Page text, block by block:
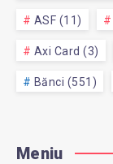
ASF (11)
Axi Card (3)
Bănci (551)
Meniu